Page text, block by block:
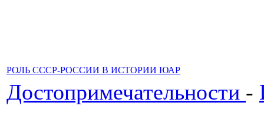
РОЛЬ СССР-РОССИИ В ИСТОРИИ ЮАР
Достопримечательности -